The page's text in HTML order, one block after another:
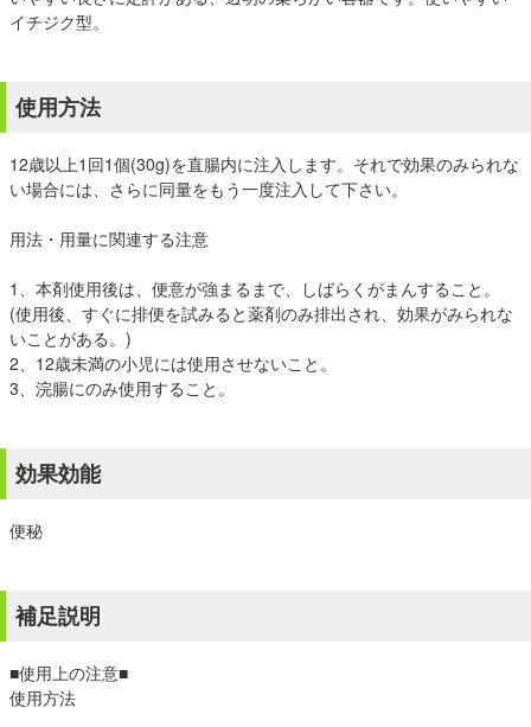
イチジク型。
使用方法
12歳以上1回1個(30g)を直腸内に注入します。それで効果のみられな
い場合には、さらに同量をもう一度注入して下さい。
用法・用量に関連する注意
1、本剤使用後は、便意が強まるまで、しばらくがまんすること。
(使用後、すぐに排便を試みると薬剤のみ排出され、効果がみられな
いことがある。)
2、12歳未満の小児には使用させないこと。
3、浣腸にのみ使用すること。
効果効能
便秘
補足説明
■使用上の注意■
使用方法